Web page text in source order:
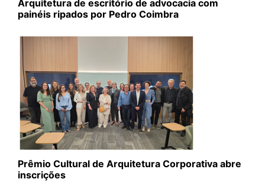
Arquitetura de escritório de advocacia com
painéis ripados por Pedro Coimbra
Prêmio Cultural de Arquitetura Corporativa abre
inscrições